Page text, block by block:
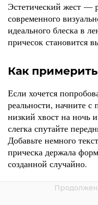
Эстетический жест —
современного
идеального блеска в
причесок становится
Как
Если хочется
реальности, начните с
низкий хвост на ночь
слегка спутайте
Добавьте немного
прическа держала
созданной случайно.